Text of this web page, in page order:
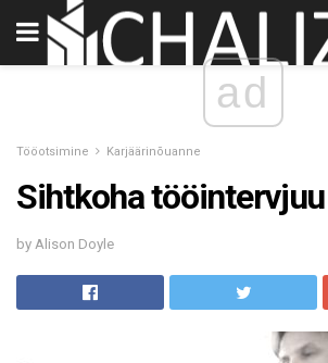
ad
Tööotsimine Karjäärinõuanne
Sihtkoha
by Alison Doyle